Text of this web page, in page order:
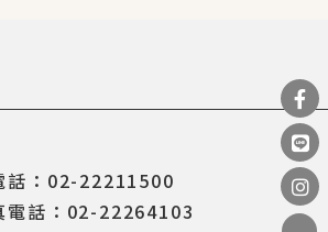
話：02-22211500
電話：02-22264103